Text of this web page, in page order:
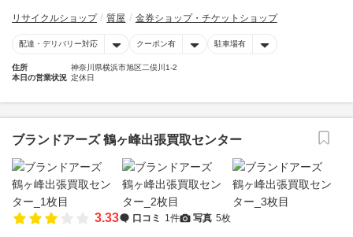
リサイクルショップ 質屋 金券ショップ・チケットショップ
配達・デリバリー対応 クーポン有 駐車場有
住所
神奈川県横浜市旭区二俣川1-2
本日の営業状況 定休日
ブランドアーズ 鶴ヶ峰出張買取センター
3.33 口コミ 1件 写真 5枚